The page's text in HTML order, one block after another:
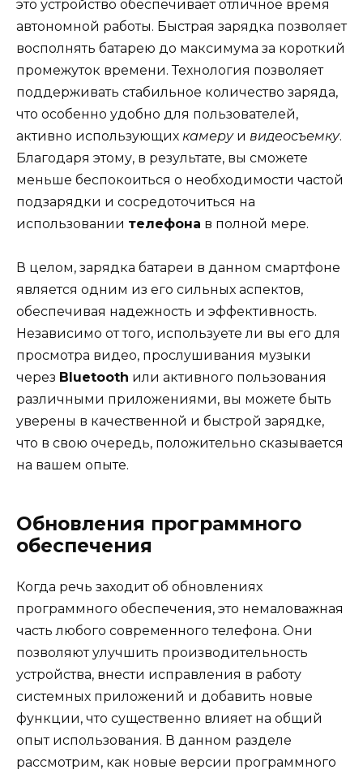
это устройство обеспечивает отличное время
автономной работы. Быстрая зарядка позволяет
восполнять батарею до максимума за короткий
промежуток времени. Технология позволяет
поддерживать стабильное количество заряда,
что особенно удобно для пользователей,
активно использующих камеруи видеосъемку.
Благодаря этому, в результате, вы сможете
меньше беспокоиться о необходимости частой
подзарядки и сосредоточиться на
использовании телефона в полной мере.
В целом, зарядка батареи в данном смартфоне
является одним из его сильных аспектов,
обеспечивая надежность и эффективность.
Независимо от того, используете ли вы его для
просмотра видео, прослушивания музыки
через Bluetooth или активного пользования
различными приложениями, вы можете быть
уверены в качественной и быстрой зарядке,
что в свою очередь, положительно сказывается
на вашем опыте.
Обновления программного
обеспечения
Когда речь заходит об обновлениях
программного обеспечения, это немаловажная
часть любого современного телефона. Они
позволяют улучшить производительность
устройства, внести исправления в работу
системных приложений и добавить новые
функции, что существенно влияет на общий
опыт использования. В данном разделе
рассмотрим, как новые версии программного